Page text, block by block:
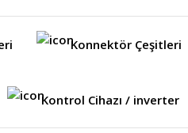
Konnektör Çeşitleri
Kontrol Cihazı / inverter